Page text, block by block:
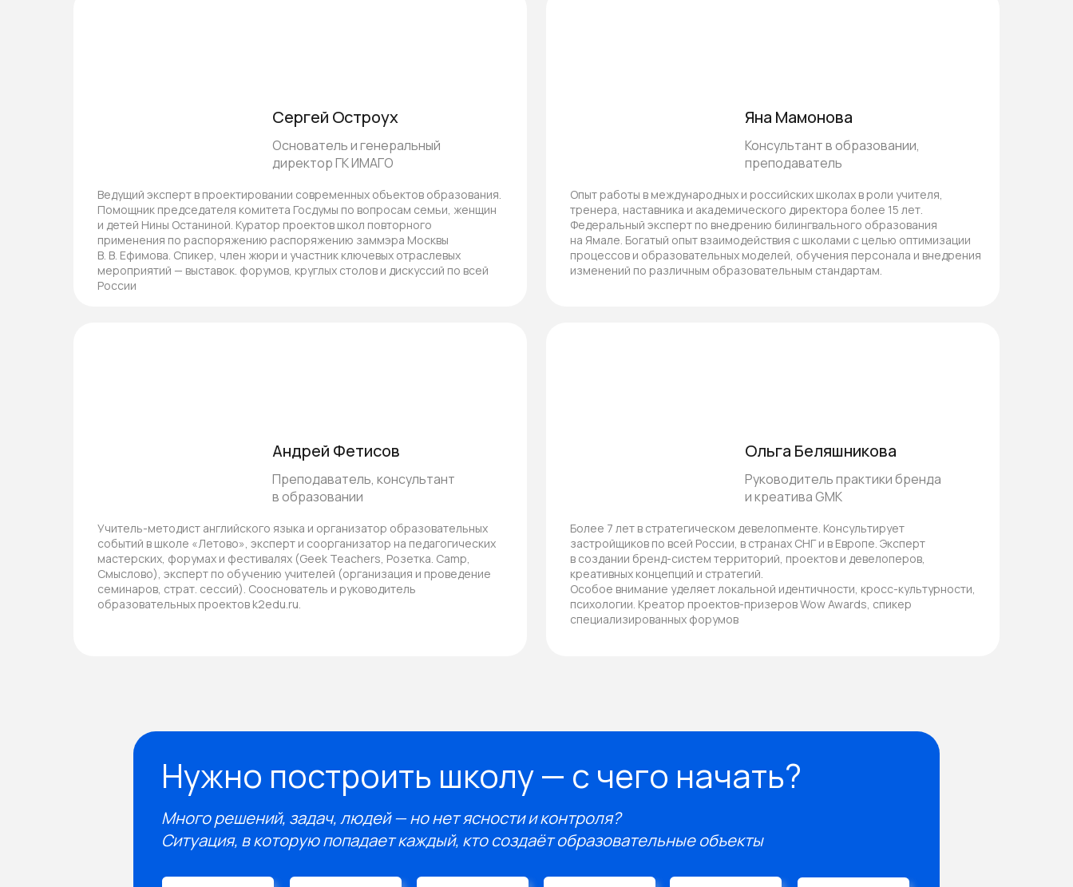
Яна Мамонова
Консультант в образовании,
преподаватель
Опыт работы в международных и российских школах в роли учителя,
тренера, наставника и академического директора более 15 лет.
Федеральный эксперт по внедрению билингвального образования
на Ямале. Богатый опыт взаимодействия с школами с целью оптимизации
процессов и образовательных моделей, обучения персонала и внедрения
изменений по различным образовательным стандартам.
Сергей Остроух
Основатель и генеральный
директор ГК ИМАГО
Ведущий эксперт в проектировании современных объектов образования.
Помощник председателя комитета Госдумы по вопросам семьи, женщин
и детей Нины Останиной. Куратор проектов школ повторного
применения по распоряжению распоряжению заммэра Москвы
В. В. Ефимова. Спикер, член жюри и участник ключевых отраслевых
мероприятий — выставок. форумов, круглых столов и дискуссий по всей
России
Ольга Беляшникова
Руководитель практики бренда
и креатива GMK
Более 7 лет в стратегическом девелопменте. Консультирует
застройщиков по всей России, в странах СНГ и в Европе. Эксперт
в создании бренд-систем территорий, проектов и девелоперов,
креативных концепций и стратегий.
Особое внимание уделяет локальной идентичности, кросс-культурности,
психологии. Креатор проектов-призеров Wow Awards, спикер
специализированных форумов
Андрей Фетисов
Преподаватель, консультант
в образовании
Учитель-методист английского языка и организатор образовательных
событий в школе «Летово», эксперт и соорганизатор на педагогических
мастерских, форумах и фестивалях (Geek Teachers, Розетка. Сamp,
Смыслово), эксперт по обучению учителей (организация и проведение
семинаров, страт. сессий). Сооснователь и руководитель
образовательных проектов k2edu.ru.
Нужно построить школу — с чего начать?
с чего
идея, ТЗ,
стройка?
сколько
школу
«вписался
переделывать
красиво —
функционально
и педагоги —
а жизни, смысла